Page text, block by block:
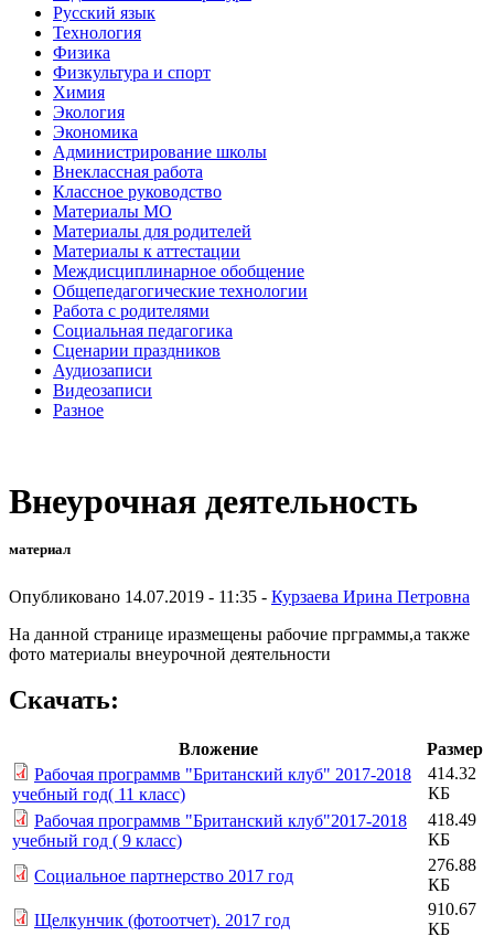
Русский язык
Технология
Физика
Физкультура и спорт
Химия
Экология
Экономика
Администрирование школы
Внеклассная работа
Классное руководство
Материалы МО
Материалы для родителей
Материалы к аттестации
Междисциплинарное обобщение
Общепедагогические технологии
Работа с родителями
Социальная педагогика
Сценарии праздников
Аудиозаписи
Видеозаписи
Разное
Внеурочная деятельность
материал
Опубликовано 14.07.2019 - 11:35 - Курзаева Ирина Петровна
На данной странице иразмещены рабочие прграммы,а также
фото материалы внеурочной деятельности
Скачать:
Вложение
Размер
Рабочая программв "Британский клуб" 2017-2018
учебный год( 11 класс)
414.32
КБ
Рабочая программв "Британский клуб"2017-2018
учебный год ( 9 класс)
418.49
КБ
Социальное партнерство 2017 год
276.88
КБ
Щелкунчик (фотоотчет). 2017 год
910.67
КБ